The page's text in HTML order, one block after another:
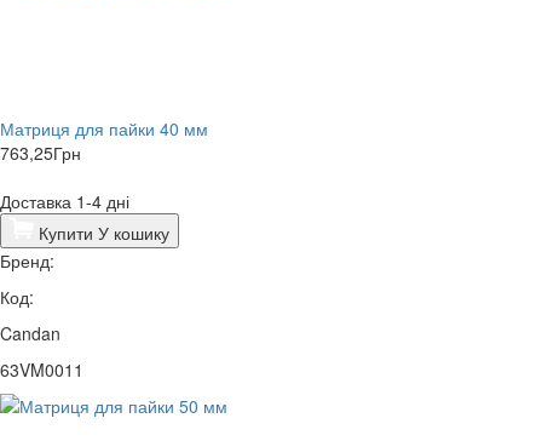
Матриця для пайки 40 мм
763,25Грн
Доставка 1-4 дні
Купити У кошику
Бренд:
Код:
Candan
63VM0011